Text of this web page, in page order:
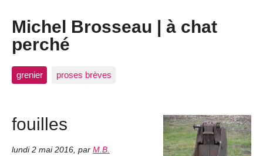
Michel Brosseau | à chat
perché
grenier proses brèves
fouilles
lundi 2 mai 2016, par M.B.